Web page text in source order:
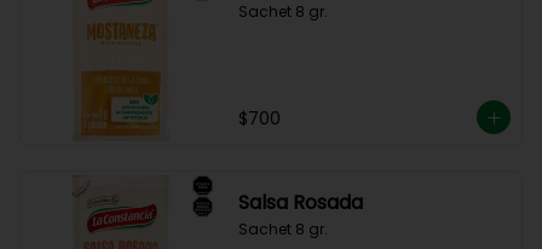
Sachet 8 gr.
$700
Salsa Rosada
Sachet 8 gr.